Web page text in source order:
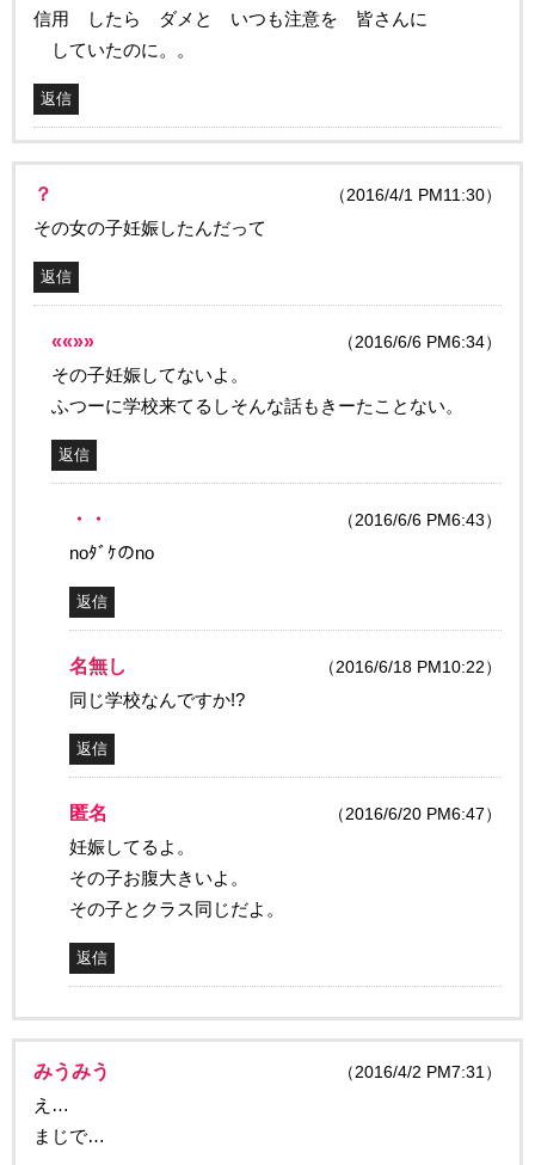
信用 したら ダメと いつも注意を 皆さんに
していたのに。。
返信
？ （2016/4/1 PM11:30）
その女の子妊娠したんだって
返信
««»» （2016/6/6 PM6:34）
その子妊娠してないよ。
ふつーに学校来てるしそんな話もきーたことない。
返信
・・ （2016/6/6 PM6:43）
noﾀﾞｹのno
返信
名無し （2016/6/18 PM10:22）
同じ学校なんですか!?
返信
匿名 （2016/6/20 PM6:47）
妊娠してるよ。
その子お腹大きいよ。
その子とクラス同じだよ。
返信
みうみう （2016/4/2 PM7:31）
え…
まじで…